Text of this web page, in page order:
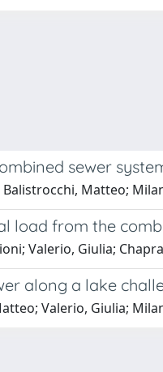
sewer
Matteo;
load from the
Valerio, Giulia;
along a lake
Valerio, Giulia;